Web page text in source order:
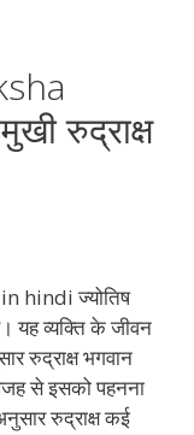
रुद्राक्ष
hindi ज्योतिष
यह व्यक्ति के जीवन
रुद्राक्ष भगवान
से इसको पहनना
रुद्राक्ष कई